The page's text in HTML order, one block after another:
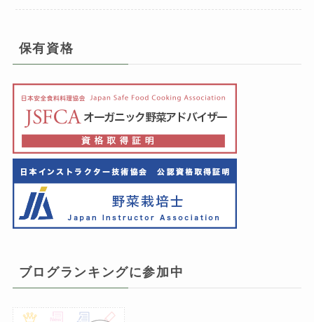
保有資格
ブログランキングに参加中